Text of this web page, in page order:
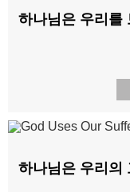
하나님은 우리를
하나님은 우리의